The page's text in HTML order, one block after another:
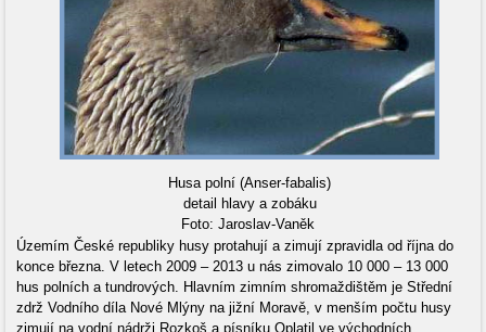
Husa polní (Anser-fabalis)
detail hlavy a zobáku
Foto: Jaroslav-Vaněk
Územím České republiky husy protahují a zimují zpravidla od října do
konce března. V letech 2009 – 2013 u nás zimovalo 10 000 – 13 000
hus polních a tundrových. Hlavním zimním shromaždištěm je Střední
zdrž Vodního díla Nové Mlýny na jižní Moravě, v menším počtu husy
zimují na vodní nádrži Rozkoš a písníku Oplatil ve východních